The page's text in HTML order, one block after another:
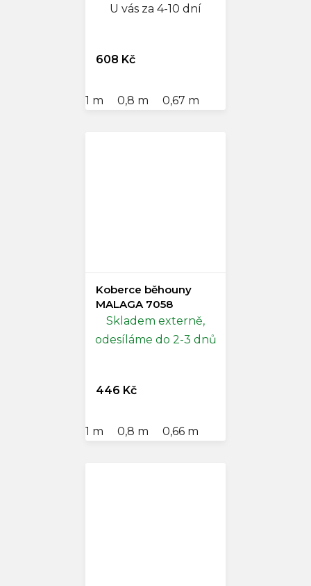
U vás za 4-10 dní
608 Kč
1 m 0,8 m 0,67 m
Koberce běhouny
MALAGA 7058
Skladem externě,
odesíláme do 2-3 dnů
446 Kč
1 m 0,8 m 0,66 m